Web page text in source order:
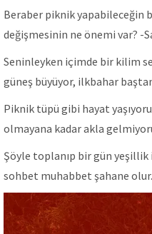
Beraber piknik yapabileceğin
değişmesinin ne önemi var? -
Seninleyken içimde bir kilim
güneş büyüyor, ilkbahar
Piknik tüpü gibi hayat
olmayana kadar akla
Şöyle toplanıp bir gün yeşillik
sohbet muhabbet şahane olur.